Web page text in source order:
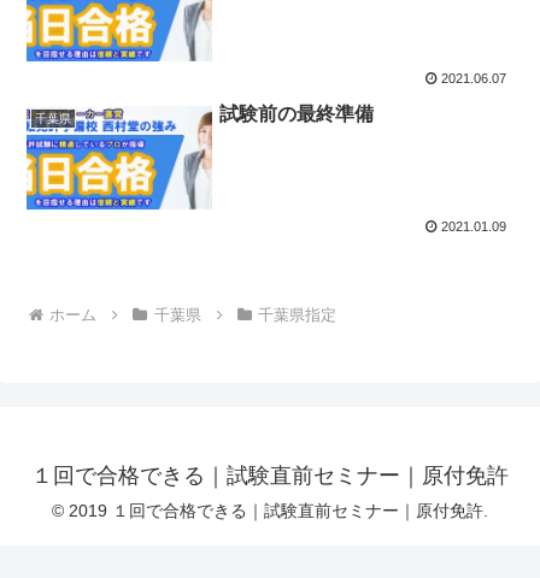
2021.06.07
千葉県 試験前の最終準備
2021.01.09
ホーム 千葉県 千葉県指定
１回で合格できる｜試験直前セミナー｜原付免許
© 2019 １回で合格できる｜試験直前セミナー｜原付免許.